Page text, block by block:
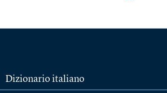
Dizionario italiano